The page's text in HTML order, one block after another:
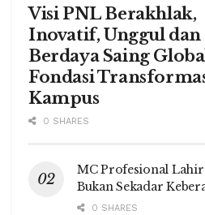
Visi PNL Berakhlak,
Inovatif, Unggul dan
Berdaya Saing
Fondasi
Kampus
0 SHARES
MC Profesional
Bukan Sekadar
0 SHARES